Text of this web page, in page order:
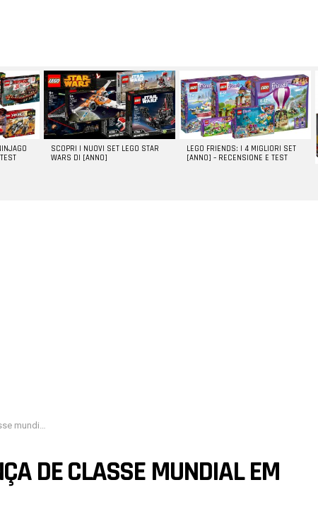
SCOPRI I NUOVI SET LEGO STAR
WARS DI [ANNO]
LEGO FRIENDS: I 4 MIGLIORI SET
[ANNO] – RECENSIONE E TEST
Worth, TX
DE CLASSE MUNDIAL EM